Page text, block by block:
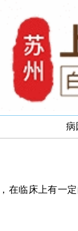
病
临床上有一